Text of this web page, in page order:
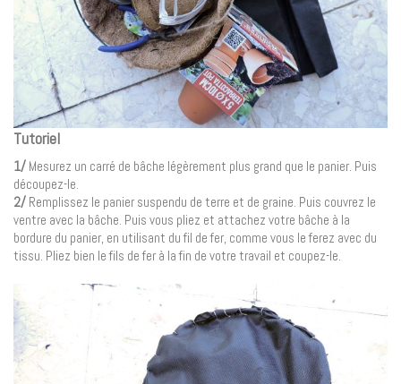
Tutoriel
1/ Mesurez un carré de bâche légèrement plus grand que le panier. Puis
découpez-le.
2/ Remplissez le panier suspendu de terre et de graine. Puis couvrez le
ventre avec la bâche. Puis vous pliez et attachez votre bâche à la
bordure du panier, en utilisant du fil de fer, comme vous le ferez avec du
tissu. Pliez bien le fils de fer à la fin de votre travail et coupez-le.